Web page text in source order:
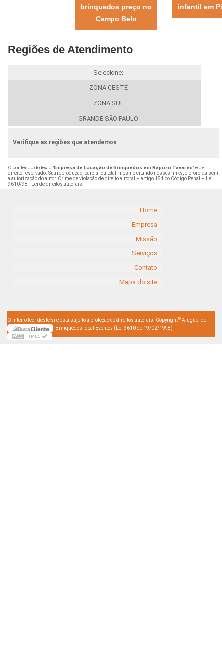
brinquedos preço no
Campo Belo
infantil em
Regiões de Atendimento
Selecione:
ZONA OESTE
ZONA SUL
GRANDE SÃO PAULO
Verifique as regiões que atendemos
O conteúdo do texto "Empresa de Locação de Brinquedos em Raposo Tavares" é de
direito reservado. Sua reprodução, parcial ou total, mesmo citando nossos links, é proibida sem
a autorização do autor. Crime de violação de direito autoral – artigo 184 do Código Penal –
Lei
9610/98 - Lei de direitos autorais
Home
Empresa
Missão
Serviços
Contato
Mapa do site
O inteiro teor deste site está sujeito à proteção de direitos autorais. Copyright© Aluguel de
Brinquedos Ideal Eventos (Lei 9610 de 19/02/1998)